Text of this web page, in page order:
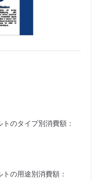
のタイプ別消費額：
の用途別消費額：